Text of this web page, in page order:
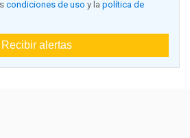
condiciones de uso y la política de
Recibir alertas